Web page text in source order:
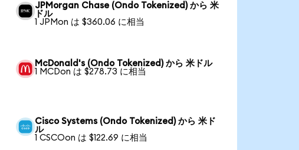
JPMorgan Chase (Ondo Tokenized) から 米
ドル
1 JPMon は $360.06 に相当
McDonald's (Ondo Tokenized) から 米ドル
1 MCDon は $278.73 に相当
Cisco Systems (Ondo Tokenized) から 米ド
ル
1 CSCOon は $122.69 に相当